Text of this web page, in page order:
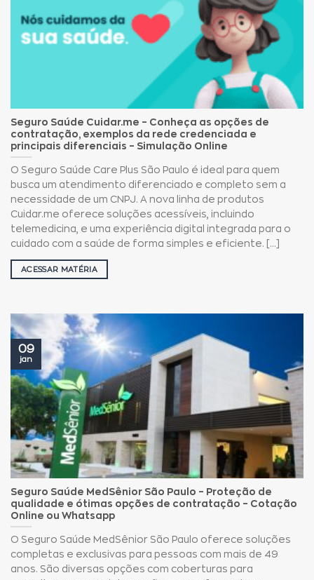
Seguro Saúde Cuidar.me – Conheça as opções de
contratação, exemplos da rede credenciada e
principais diferenciais – Simulação Online
O Seguro Saúde Care Plus São Paulo é ideal para quem
busca um atendimento diferenciado e completo sem a
necessidade de um CNPJ. A nova linha de produtos
Cuidar.me oferece soluções acessíveis, incluindo
telemedicina, e uma experiência digital integrada para o
cuidado com a saúde de forma simples e eficiente. [...]
ACESSAR MATÉRIA
Seguro Saúde MedSênior São Paulo – Proteção de
qualidade e ótimas opções de contratação – Cotação
Online ou Whatsapp
O Seguro Saúde MedSênior São Paulo oferece soluções
completas e exclusivas para pessoas com mais de 49
anos. São diversas opções com coberturas para
09
jan